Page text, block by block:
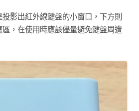
影出紅外線鍵盤的小窗口，下方則
，在使用時應該儘量避免鍵盤周遭